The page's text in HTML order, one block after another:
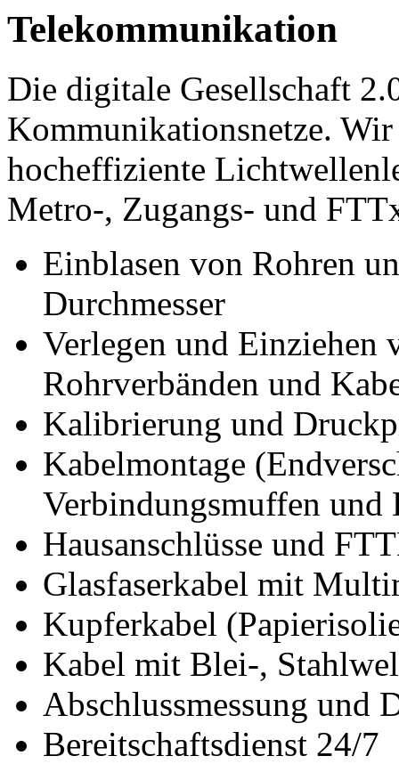
Telekommunikation
Die digitale Gesellschaft
Kommunikationsnetze.
hocheffiziente
Metro-, Zugangs- und
Einblasen von Rohren
Durchmesser
Verlegen und Einziehen
Rohrverbänden und
Kalibrierung und
Kabelmontage
Verbindungsmuffen und
Hausanschlüsse und
Glasfaserkabel mit
Kupferkabel
Kabel mit Blei-,
Abschlussmessung und
Bereitschaftsdienst 24/7